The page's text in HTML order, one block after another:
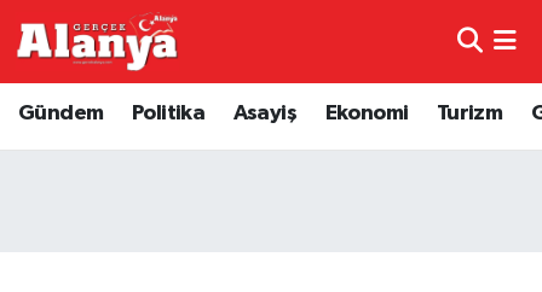
Gündem Politika Asayiş Ekonomi Turizm
Genel
Trafik Durumu